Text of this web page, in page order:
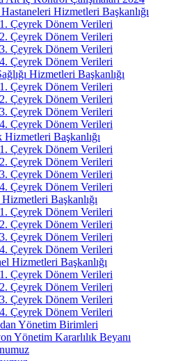
Hizmetleri Başkanlığı
1. Çeyrek Dönem Verileri
2. Çeyrek Dönem Verileri
3. Çeyrek Dönem Verileri
4. Çeyrek Dönem Verileri
Hizmetleri Başkanlığı
1. Çeyrek Dönem Verileri
2. Çeyrek Dönem Verileri
3. Çeyrek Dönem Verileri
4. Çeyrek Dönem Verileri
Hizmetleri Başkanlığı
1. Çeyrek Dönem Verileri
2. Çeyrek Dönem Verileri
3. Çeyrek Dönem Verileri
4. Çeyrek Dönem Verileri
Hizmetleri Başkanlığı
1. Çeyrek Dönem Verileri
2. Çeyrek Dönem Verileri
3. Çeyrek Dönem Verileri
4. Çeyrek Dönem Verileri
Hizmetleri Başkanlığı
1. Çeyrek Dönem Verileri
2. Çeyrek Dönem Verileri
3. Çeyrek Dönem Verileri
4. Çeyrek Dönem Verileri
Yönetim Birimleri
Yönetim Kararlılık Beyanı